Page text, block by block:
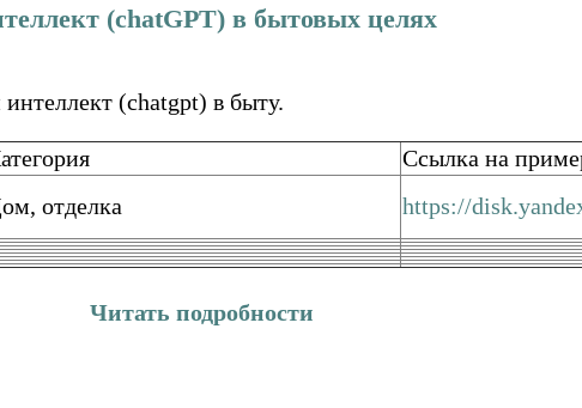
(chatGPT) в бытовых целях
(chatgpt) в быту.
Ссылка на
отделка https://
Читать подробности